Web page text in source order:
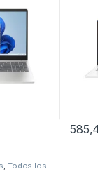
, Todos los